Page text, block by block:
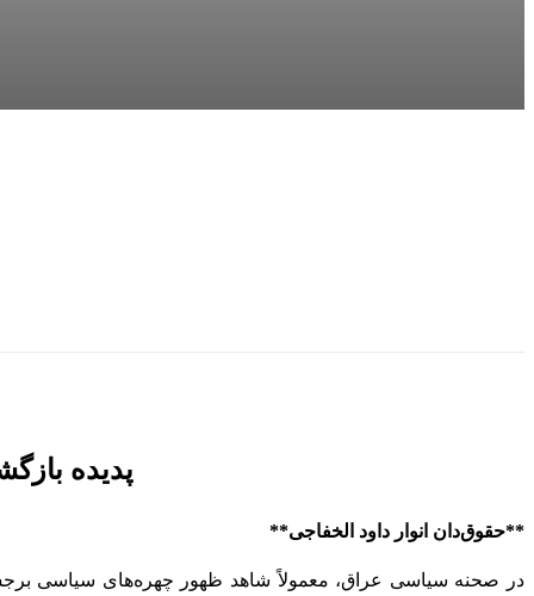
پدیده
**حقوق‌دان انوار داود الخفاجی**
در صحنه سیاسی عراق، معمولاً شاهد ظهور چهره‌های سیاسی